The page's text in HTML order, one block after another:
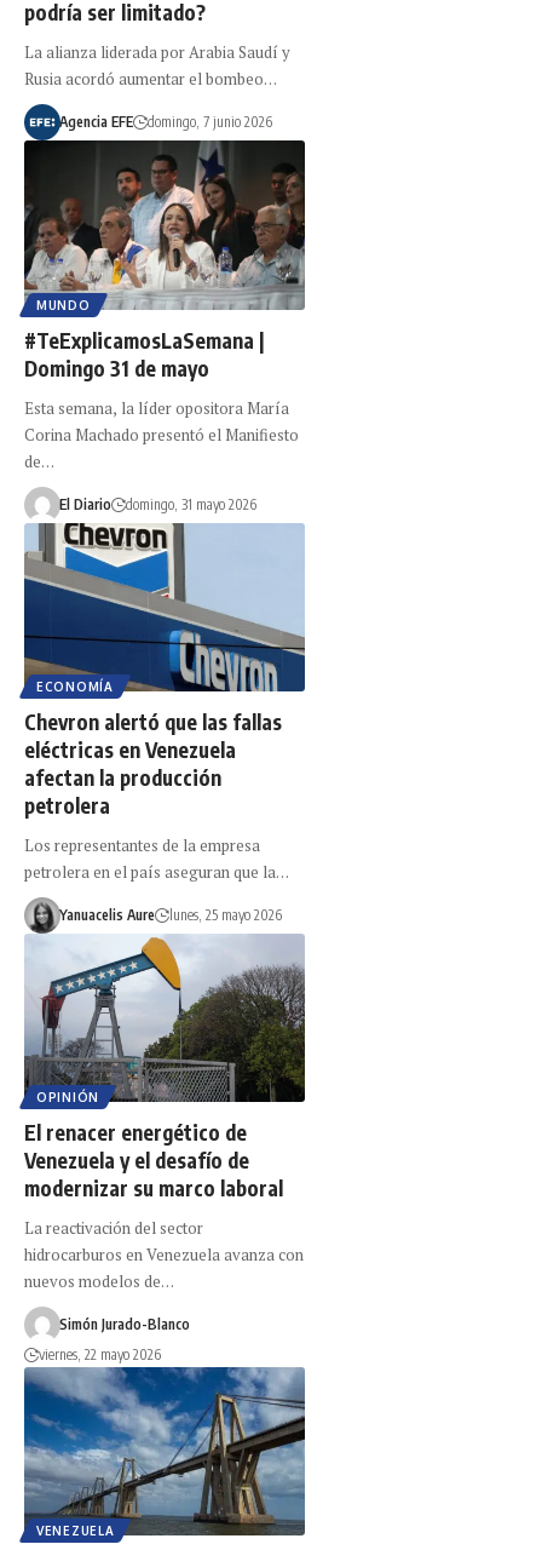
podría ser limitado?
La alianza liderada por Arabia Saudí y
Rusia acordó aumentar el bombeo…
Agencia EFE domingo, 7 junio 2026
MUNDO
#TeExplicamosLaSemana |
Domingo 31 de mayo
Esta semana, la líder opositora María
Corina Machado presentó el Manifiesto
de…
El Diario domingo, 31 mayo 2026
ECONOMÍA
Chevron alertó que las fallas
eléctricas en Venezuela
afectan la producción
petrolera
Los representantes de la empresa
petrolera en el país aseguran que la…
Yanuacelis Aure lunes, 25 mayo 2026
OPINIÓN
El renacer energético de
Venezuela y el desafío de
modernizar su marco laboral
La reactivación del sector
hidrocarburos en Venezuela avanza con
nuevos modelos de…
Simón Jurado-Blanco
viernes, 22 mayo 2026
VENEZUELA